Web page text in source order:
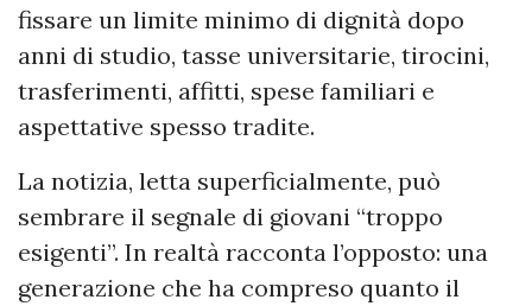
fissare un limite minimo di dignità dopo
anni di studio, tasse universitarie, tirocini,
trasferimenti, affitti, spese familiari e
aspettative spesso tradite.
La notizia, letta superficialmente, può
sembrare il segnale di giovani “troppo
esigenti”. In realtà racconta l’opposto: una
generazione che ha compreso quanto il